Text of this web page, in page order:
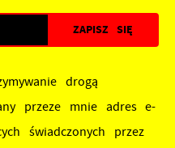
drogą
przeze mnie adres e-
świadczonych przez